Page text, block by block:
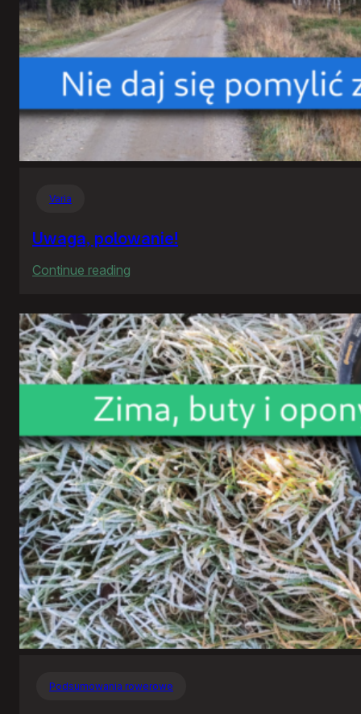
Varia
Uwaga, polowanie!
Continue reading
polowanie!
Podsumowania rowerowe